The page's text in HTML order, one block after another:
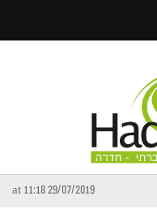
29/07/2019 at 11:18